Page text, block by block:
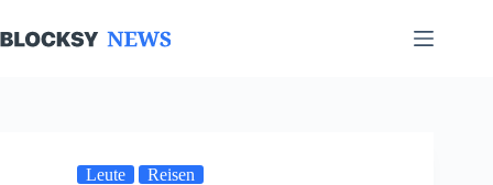
Inhalt
springen
Leute Reisen